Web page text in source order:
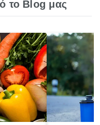
το Blog μας